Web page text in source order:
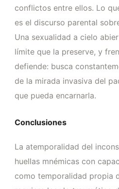
conflictos entre ellos. Lo
es el discurso parental
Una sexualidad a cielo
límite que la preserve, y
defiende: busca
de la mirada invasiva del
que pueda encarnarla.
Conclusiones
La atemporalidad del
huellas mnémicas con
como temporalidad propia